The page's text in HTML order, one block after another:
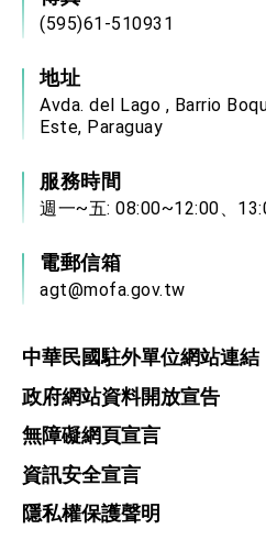
(595)61-510931
地址
Avda. del Lago , Barrio
Este, Paraguay
服務時間
週一~五: 08:00~12:00、
電郵信箱
agt@mofa.gov.tw
中華民國駐外單位網站連結
政府網站資料開放宣告
無障礙網頁宣言
資訊安全宣言
隱私權保護聲明